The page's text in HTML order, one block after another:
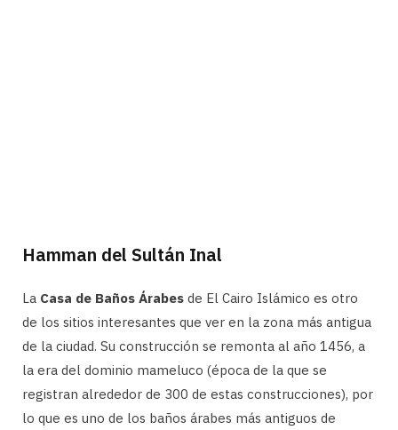
Hamman del Sultán Inal
La Casa de Baños Árabes de El Cairo Islámico es otro
de los sitios interesantes que ver en la zona más antigua
de la ciudad. Su construcción se remonta al año 1456, a
la era del dominio mameluco (época de la que se
registran alrededor de 300 de estas construcciones), por
lo que es uno de los baños árabes más antiguos de